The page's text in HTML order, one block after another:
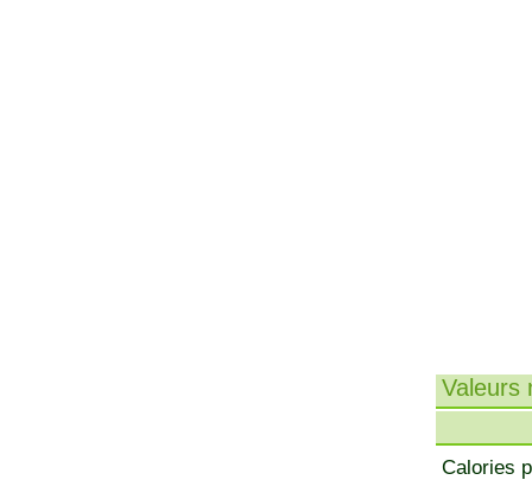
Valeurs
Calories